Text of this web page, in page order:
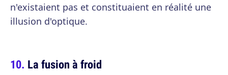
n'existaient pas et constituaient en réalité une
illusion d'optique.
La fusion à froid